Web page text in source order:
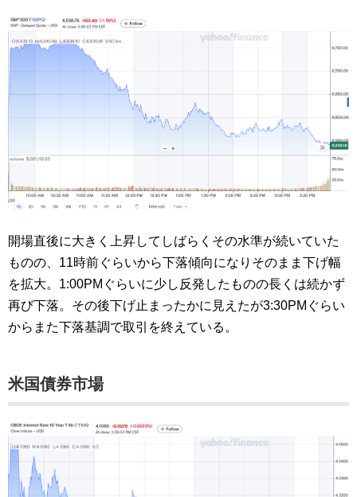
開場直後に大きく上昇してしばらくその水準が続いていた
ものの、11時前ぐらいから下落傾向になりそのまま下げ幅
を拡大。1:00PMぐらいに少し反発したものの長くは続かず
再び下落。その後下げ止まったかに見えたが3:30PMぐらい
からまた下落基調で取引を終えている。
米国債券市場